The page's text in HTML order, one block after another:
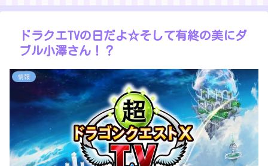
ドラクエTVの日だよ☆そして有終の美にダ
ブル小澤さん！？
情報